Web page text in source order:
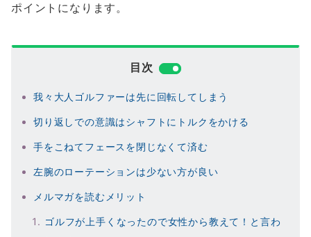
ポイントになります。
目次
我々大人ゴルファーは先に回転してしまう
切り返しでの意識はシャフトにトルクをかける
手をこねてフェースを閉じなくて済む
左腕のローテーションは少ない方が良い
メルマガを読むメリット
ゴルフが上手くなったので女性から教えて！と言わ